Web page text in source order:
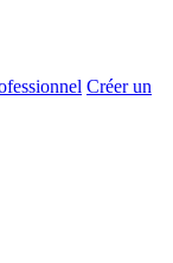
Créer un